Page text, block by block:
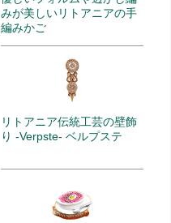
みが美しいリトアニアの手
編みかご
リトアニア伝統工芸の壁飾
り -Verpste- ベルプステ